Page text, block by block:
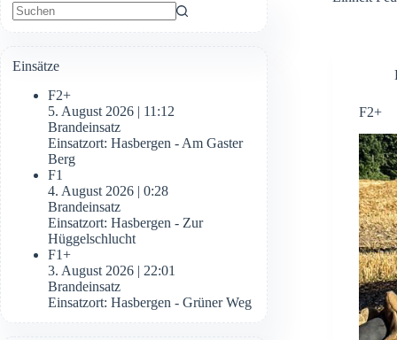
F2+
Einsätze
F2+
5. August 2026 | 11:12
Brandeinsatz
Einsatzort: Hasbergen - Am Gaster
Berg
F1
4. August 2026 | 0:28
Brandeinsatz
Einsatzort: Hasbergen - Zur
Hüggelschlucht
F1+
3. August 2026 | 22:01
Brandeinsatz
Einsatzort: Hasbergen - Grüner Weg